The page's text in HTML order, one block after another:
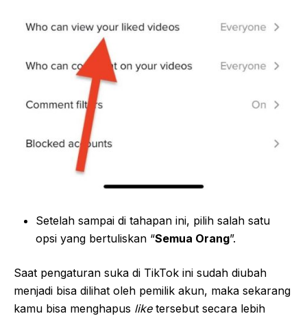
Setelah sampai di tahapan ini, pilih salah satu
opsi yang bertuliskan “Semua Orang”.
Saat pengaturan suka di TikTok ini sudah diubah
menjadi bisa dilihat oleh pemilik akun, maka sekarang
kamu bisa menghapus like tersebut secara lebih